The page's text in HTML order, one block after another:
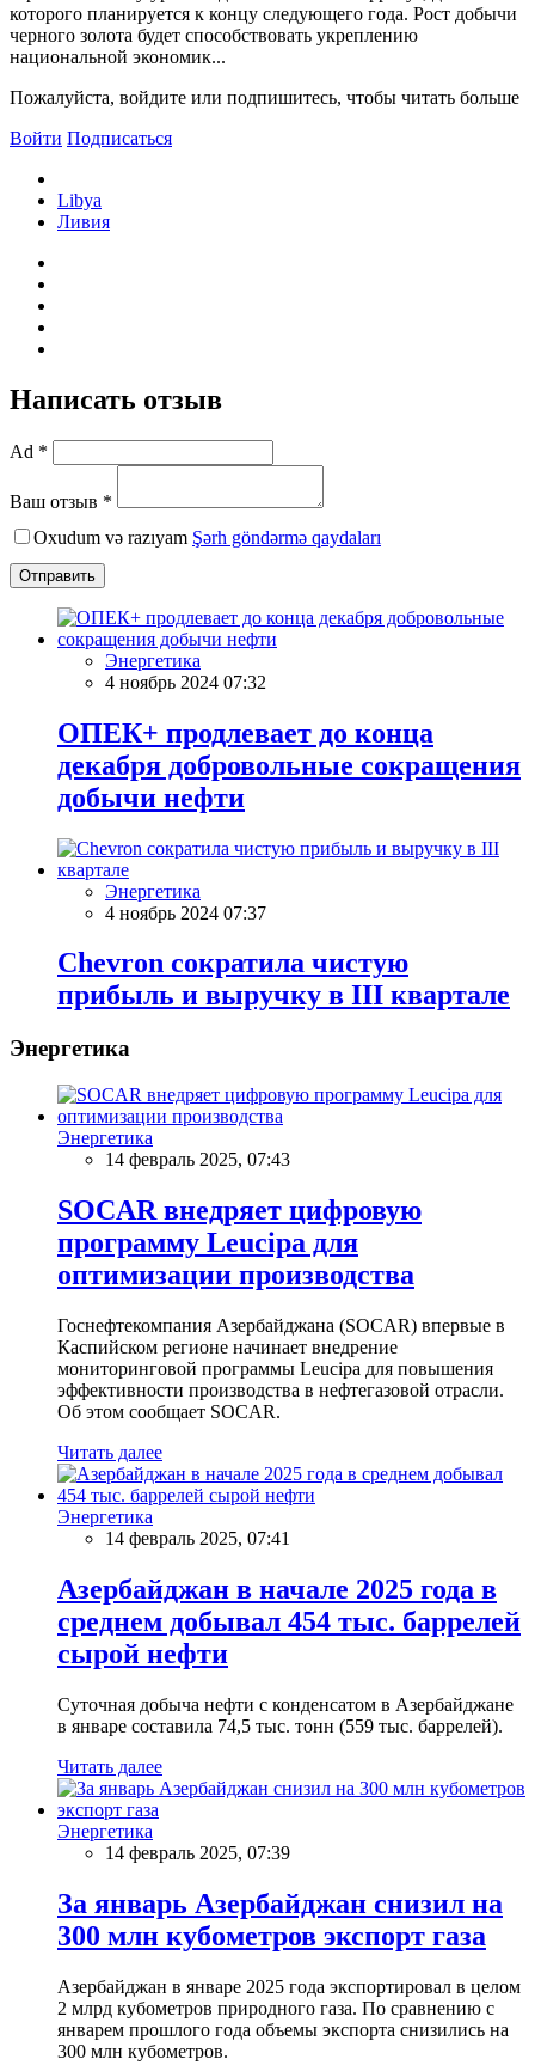
которого планируется к концу следующего года. Рост добычи
черного золота будет способствовать укреплению
национальной экономик...
Пожалуйста, войдите или подпишитесь, чтобы читать больше
Войти Подписаться
Libya
Ливия
Написать отзыв
Ad *
Ваш отзыв *
Oxudum və razıyam Şərh göndərmə qaydaları
Отправить
Энергетика
4 ноябрь 2024 07:32
ОПЕК+ продлевает до конца
декабря добровольные сокращения
добычи нефти
Энергетика
4 ноябрь 2024 07:37
Chevron сократила чистую
прибыль и выручку в III квартале
Энергетика
Энергетика
14 февраль 2025, 07:43
SOCAR внедряет цифровую
программу Leucipa для
оптимизации производства
Госнефтекомпания Азербайджана (SOCAR) впервые в
Каспийском регионе начинает внедрение
мониторинговой программы Leucipa для повышения
эффективности производства в нефтегазовой отрасли.
Об этом сообщает SOCAR.
Читать далее
Энергетика
14 февраль 2025, 07:41
Азербайджан в начале 2025 года в
среднем добывал 454 тыс. баррелей
сырой нефти
Суточная добыча нефти с конденсатом в Азербайджане
в январе составила 74,5 тыс. тонн (559 тыс. баррелей).
Читать далее
Энергетика
14 февраль 2025, 07:39
За январь Азербайджан снизил на
300 млн кубометров экспорт газа
Азербайджан в январе 2025 года экспортировал в целом
2 млрд кубометров природного газа. По сравнению с
январем прошлого года объемы экспорта снизились на
300 млн кубометров.